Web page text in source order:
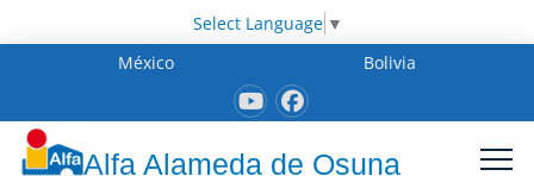
Select Language ▼
México
Bolivia
Alfa Alameda de Osuna